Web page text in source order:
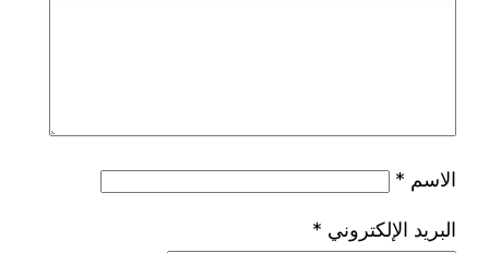
الاسم *
البريد الإلكتروني *